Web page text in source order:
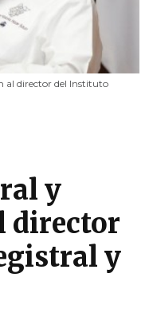
al director del Instituto
y
director
y